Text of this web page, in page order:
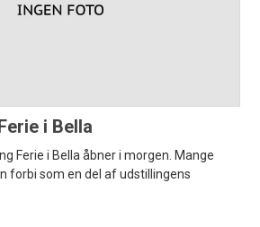
i Bella
Ferie i Bella åbner i morgen. Mange
forbi som en del af udstillingens